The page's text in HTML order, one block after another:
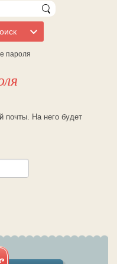
пароля
почты. На него будет